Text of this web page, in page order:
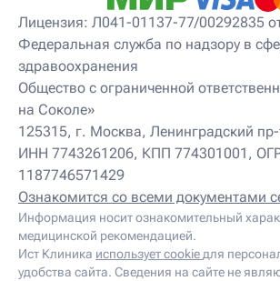
Детский нейропсихолог
Детский нутрициолог
Детский ортопед
Детский остеопат
Детский отоневролог
Детский подиатр
Детский психолог
Детский психотерапевт
Детский реабилитолог
Детский ревматолог
Детский рефлексотерапевт
Детский сомнолог
Детский спортивный врач
Детский травматолог
Лицензия: Л041-01137-77/00292835
Федеральная служба по надзору в
здравоохранения
Общество с ограниченной
на Соколе»
125315, г. Москва, Ленинградский
ИНН 7743261206, КПП 774301001,
1187746571429
Ознакомится со всеми документами
Информация носит ознакомительный
медицинской рекомендацией.
Ист Клиника использует cookie для
удобства сайта. Сведения на сайте не